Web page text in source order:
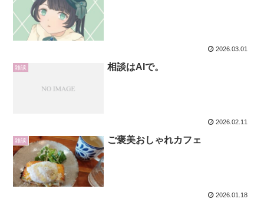
2026.03.01
雑談 相談はAIで。
2026.02.11
雑談 ご褒美おしゃれカフェ
2026.01.18